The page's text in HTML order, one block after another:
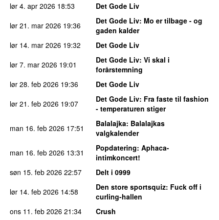
lør 4. apr 2026 18:53
Det Gode Liv
lør 21. mar 2026 19:36 Det Gode Liv: Mo er tilbage - og
gaden kalder
lør 14. mar 2026 19:32
Det Gode Liv
lør 7. mar 2026 19:01 Det Gode Liv: Vi skal i
forårstemning
lør 28. feb 2026 19:36
Det Gode Liv
lør 21. feb 2026 19:07 Det Gode Liv: Fra faste til fashion
- temperaturen stiger
man 16. feb 2026 17:51 Balalajka: Balalajkas
valgkalender
man 16. feb 2026 13:31 Popdatering: Aphaca-
intimkoncert!
søn 15. feb 2026 22:57
Delt i 0999
lør 14. feb 2026 14:58 Den store sportsquiz: Fuck off i
curling-hallen
ons 11. feb 2026 21:34
Crush